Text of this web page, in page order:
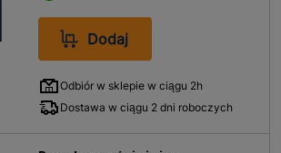
Dodaj
Odbiór w sklepie w ciągu 2h
Dostawa w ciągu 2 dni roboczych